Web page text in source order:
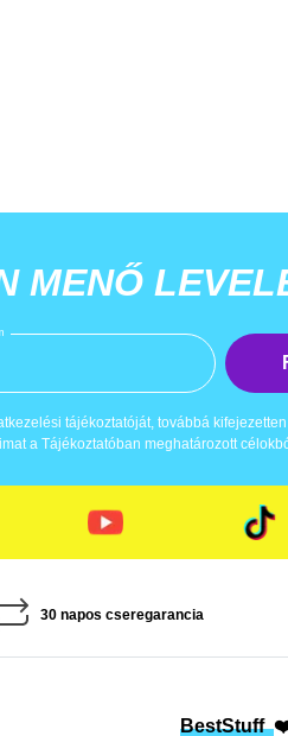
MENŐ
tájékoztatóját, továbbá
a Tájékoztatóban meghatározott
30 napos cseregarancia
BestStuff